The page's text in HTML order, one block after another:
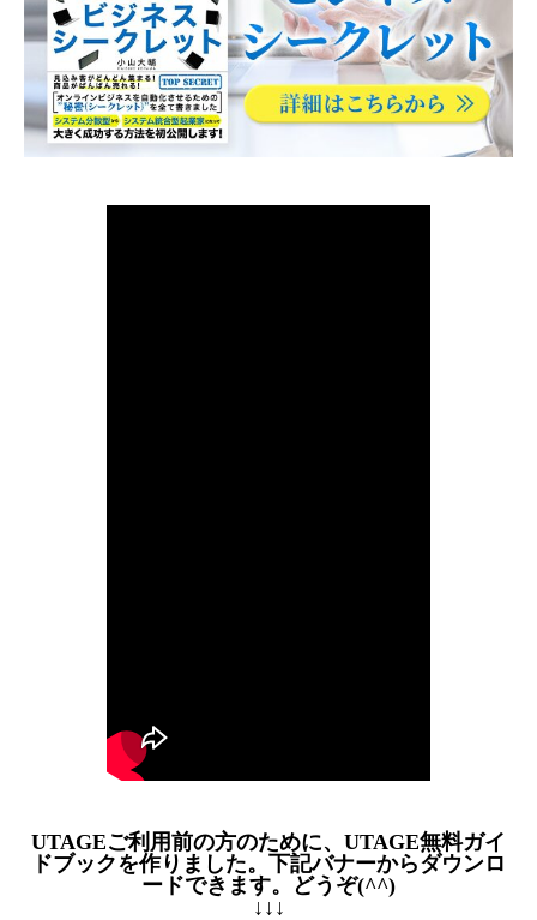
UTAGEご利用前の方のために、UTAGE無料ガイ
ドブックを作りました。下記バナーからダウンロ
ードできます。どうぞ(^^)
↓↓↓